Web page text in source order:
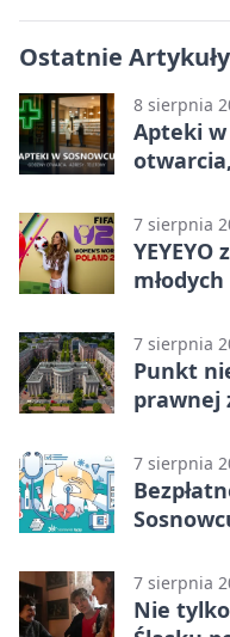
Ostatnie Artykuły
8 sierpnia
Apteki w
7 sierpnia
7 sierpnia
Punkt
prawnej
7 sierpnia
7 sierpnia
Nie